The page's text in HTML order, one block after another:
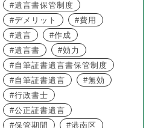
遺言書保管制度
デメリット
費用
遺言
作成
遺言書
効力
自筆証書遺言書保管制度
自筆証書遺言
無効
行政書士
公正証書遺言
保管期間
港南区